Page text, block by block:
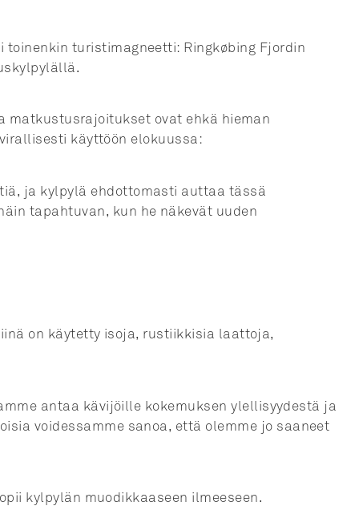
turistimagneetti: Ringkøbing Fjordin
matkustusrajoitukset ovat ehkä hieman
käyttöön elokuussa:
ja kylpylä ehdottomasti auttaa tässä
tapahtuvan, kun he näkevät uuden
on käytetty isoja, rustiikkisia laattoja,
antaa kävijöille kokemuksen ylellisyydestä ja
voidessamme sanoa, että olemme jo saaneet
kylpylän muodikkaaseen ilmeeseen.